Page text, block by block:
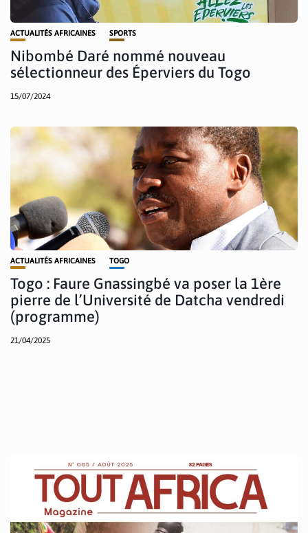
ACTUALITÉS AFRICAINES SPORTS
Nibombé Daré nommé nouveau
sélectionneur des Éperviers du Togo
15/07/2024
ACTUALITÉS AFRICAINES TOGO
Togo : Faure Gnassingbé va poser la 1ère
pierre de l’Université de Datcha vendredi
(programme)
21/04/2025